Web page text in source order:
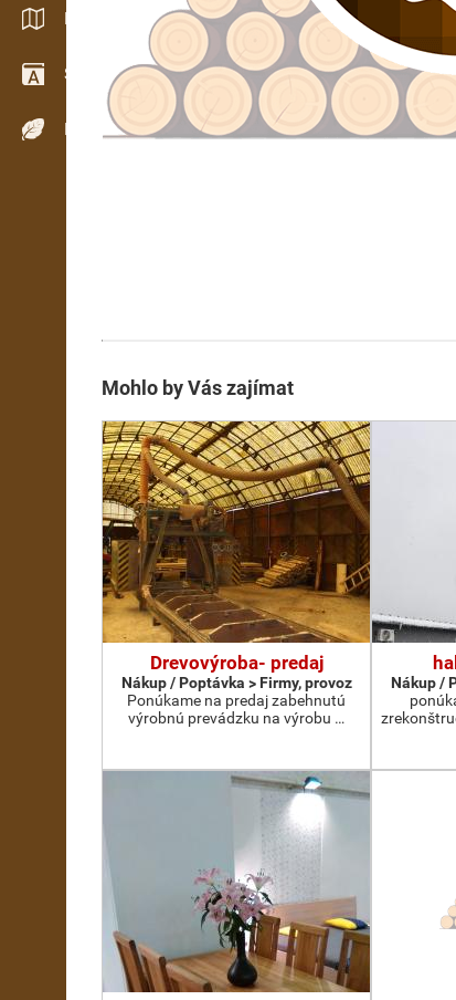
Katalogy / Brožury
Slovník
Dřeviny
Mohlo by Vás zajímat
Drevovýroba- predaj
Nákup / Poptávka > Firmy, provoz
Ponúkame na predaj zabehnutú
výrobnú prevádzku na výrobu …
Nákup /